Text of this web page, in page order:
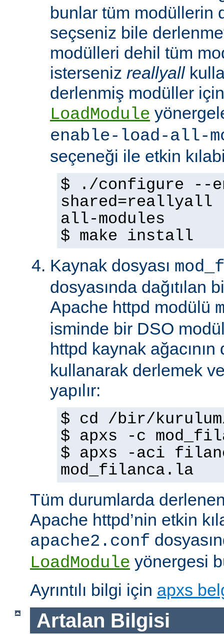
bunlar tüm modüllerin
seçseniz bile
modülleri dehil tüm
isterseniz reallyall
derlenmiş modüller
LoadModule
enable-load-all-
seçeneği ile etkin
$ ./configure --
shared=reallyall
all-modules
$ make install
Kaynak dosyası
dosyasında dağıtılan
Apache httpd modülü
isminde bir DSO
httpd kaynak ağacının
kullanarak derlemek
yapılır:
$ cd /bir/
$ apxs -c
$ apxs -aci
mod_filanca.la
Tüm durumlarda
Apache httpd’nin etkin
apache2.conf
LoadModule yönergesi
Ayrıntılı bilgi için apxs
Artalan Bilgisi